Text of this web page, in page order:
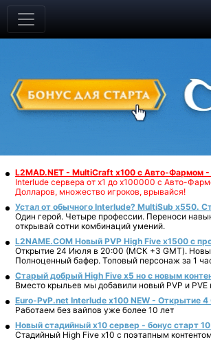
L2MAD.NET - MultiCraft x100 с Авто-Фармом
Interlude сервера от х1 до х100000 с Авто-
Долларов, множество игроков, врывайся!
Устал от обычного Interlude? MultiSub x550.
Один герой. Четыре профессии. Переноси
открывай сотни комбинаций умений.
L2NAME.COM Новый PVP High Five x1500 с
Открытие 24 Июля в 20:00 (МСК +3 GMT).
Полноценный бафер. Топовый персонаж за 1
Старый добрый High Five x5 но с новым
Вместо крыльев мы добавили новый PVP и PVE
Euro-PvP.net Interlude х100 NEW - Открытие 4
Работаем без вайпов уже более 10 лет
Новый стадийный х10 сервер - бонус старт
Стадийный High Five x10 с поэтапным